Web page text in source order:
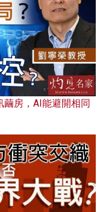
房，AI能避開相同